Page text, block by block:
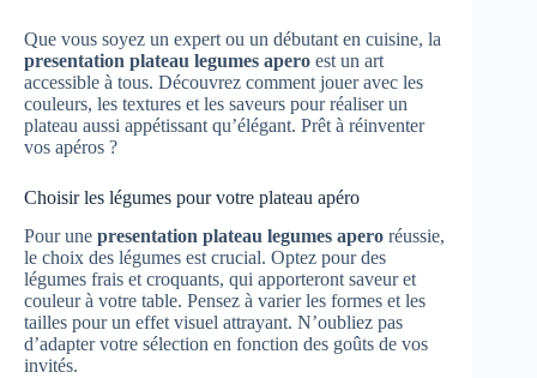
Que vous soyez un expert ou un débutant en cuisine, la
presentation plateau legumes apero est un art
accessible à tous. Découvrez comment jouer avec les
couleurs, les textures et les saveurs pour réaliser un
plateau aussi appétissant qu’élégant. Prêt à réinventer
vos apéros ?
Choisir les légumes pour votre plateau apéro
Pour une presentation plateau legumes apero réussie,
le choix des légumes est crucial. Optez pour des
légumes frais et croquants, qui apporteront saveur et
couleur à votre table. Pensez à varier les formes et les
tailles pour un effet visuel attrayant. N’oubliez pas
d’adapter votre sélection en fonction des goûts de vos
invités.